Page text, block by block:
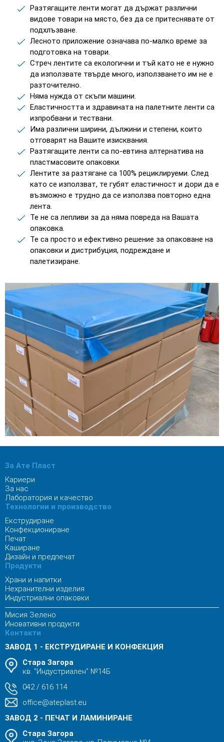
Разтягащите ленти могат да държат различни
видове товари на място, без да се притеснявате от
подхлъзване.
Лесното приложение означава по-малко време за
подготовка на товари.
Стреч лентите са екологични и тъй като не е нужно
да използвате твърде много, използването им не е
разточително.
Няма нужда от скъпи машини.
Еластичността и здравината на палетните ленти са
изпробвани и тествани.
Има различни ширини, дължини и степени, които
отговарят на Вашите изисквания.
Разтягащите ленти са по-евтина алтернатива на
пластмасовите опаковки.
Лентите за разтягане са 100% рециклируеми. След
като се използват, те губят еластичност и дори да е
възможно е трудно да се използва повторно една
лента.
Те не са лепливи за да няма повреда на Вашата
опаковка.
Те са просто и ефективно решение за опаковане на
опаковки и дистрибуция, подреждане и
палетизиране.
За Ате Пласт
Кариери
За нас
Лаборатория и качество
Технологии и производство
Екструдиране
Конфекциониране
Печат
Каширане
Дизайн и предпечат
Продукти
Храни и напитки
Нехранителни изделия
Индустриални опаковки
Мисия Зелено
Иновативни продукти
Контакти
ЗАВОД 1 - ЕКСТРУДИРАНЕ И КОНФЕКЦИЯ
Стара Загора
кв. "Индустриален" №14Б
042 / 616 114
office@ateplast.eu
ЗАВОД 2 - ПЕЧАТ И ЛАМИНИРАНЕ
Стара Загора